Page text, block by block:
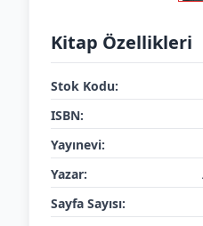
Kitap Özellikleri
Stok Kodu:
ISBN:
Yayınevi:
Yazar:
Sayfa Sayısı: